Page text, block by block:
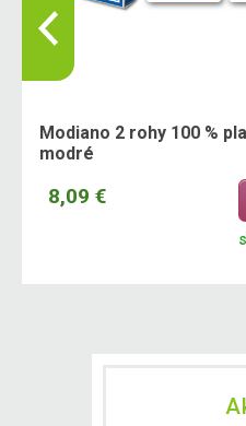
Modiano 2 rohy 100 %
modré
8,09 €